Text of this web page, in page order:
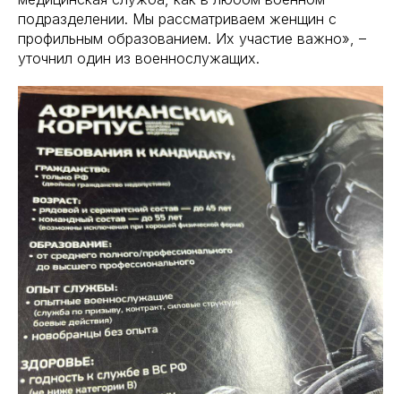
подразделении. Мы рассматриваем женщин с
профильным образованием. Их участие важно», –
уточнил один из военнослужащих.